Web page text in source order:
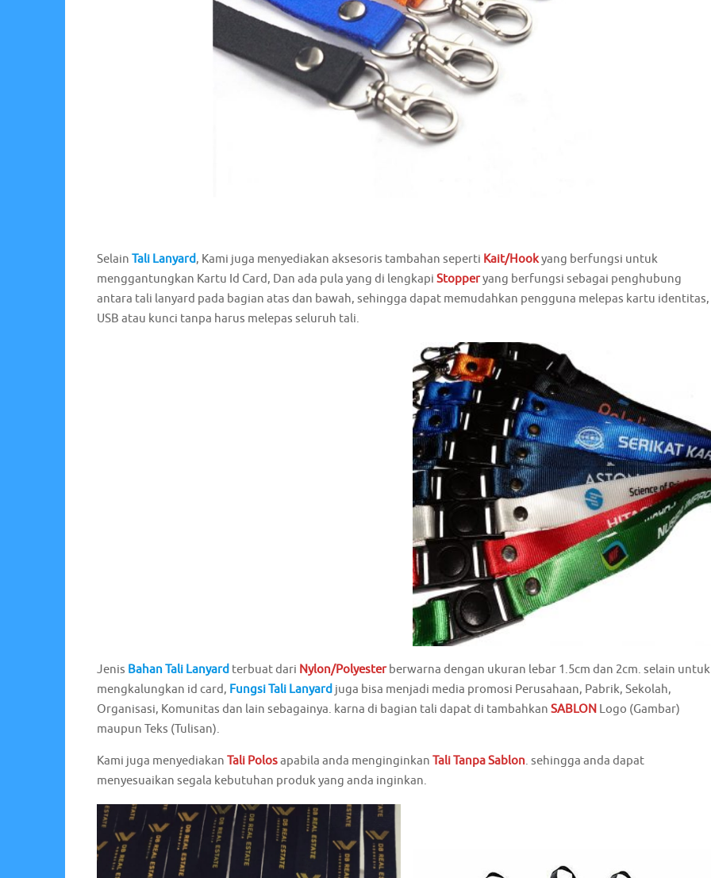
Selain Tali Lanyard, Kami juga menyediakan aksesoris tambahan seperti Kait/Hookyang berfungsi untuk
menggantungkan Kartu Id Card, Dan ada pula yang di lengkapi Stopperyang berfungsi sebagai penghubung
antara tali lanyard pada bagian atas dan bawah, sehingga dapat memudahkan pengguna melepas kartu identitas,
USB atau kunci tanpa harus melepas seluruh tali.
Jenis Bahan Tali Lanyard terbuat dari Nylon/Polyesterberwarna dengan ukuran lebar 1.5cm dan 2cm. selain untuk
mengkalungkan id card, Fungsi Tali Lanyard juga bisa menjadi media promosi Perusahaan, Pabrik, Sekolah,
Organisasi, Komunitas dan lain sebagainya. karna di bagian tali dapat di tambahkan SABLON Logo (Gambar)
maupun Teks (Tulisan).
Kami juga menyediakan Tali Polosapabila anda menginginkan Tali Tanpa Sablon. sehingga anda dapat
menyesuaikan segala kebutuhan produk yang anda inginkan.